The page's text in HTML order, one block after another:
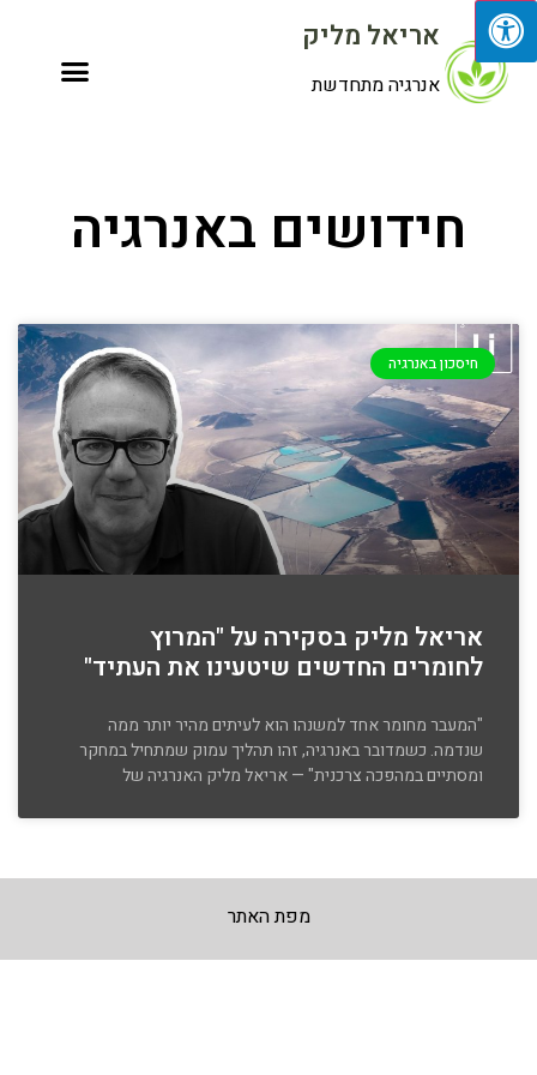
אריאל מליק
אנרגיה מתחדשת
חידושים באנרגיה
חיסכון באנרגיה
אריאל מליק בסקירה על "המרוץ
לחומרים החדשים שיטעינו את העתיד"
"המעבר מחומר אחד למשנהו הוא לעיתים מהיר יותר ממה
שנדמה. כשמדובר באנרגיה, זהו תהליך עמוק שמתחיל במחקר
ומסתיים במהפכה צרכנית" — אריאל מליק האנרגיה של
מפת האתר